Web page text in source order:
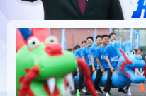
思客智库
科技 科创
文化 书画